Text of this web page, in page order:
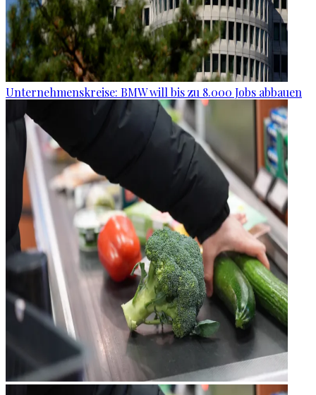
Unternehmenskreise: BMW will bis zu 8.000 Jobs abbauen